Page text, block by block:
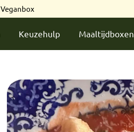
Veganbox
Keuzehulp Maaltijdboxen